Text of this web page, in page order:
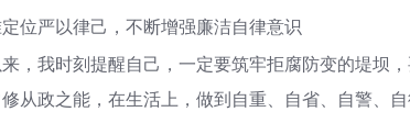
定位严以律己，不断增强廉洁自律意识
，我时刻提醒自己，一定要筑牢拒腐防变的堤坝
从政之能，在生活上，做到自重、自省、自警、